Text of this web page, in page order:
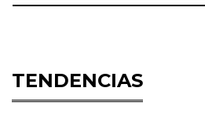
TENDENCIAS